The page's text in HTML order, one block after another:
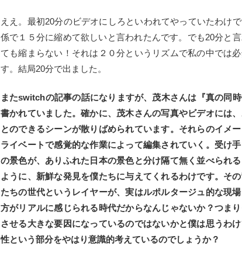
ええ。最初20分のビデオにしろといわれてやっていたわけ
係で１５分に縮めて欲しいと言われたんです。でも20分と
ても縮まらない！それは２０分というリズムで私の中では
す。結局20分で出ました。
またswitchの記事の話になりますが、茂木さんは『真の同
書かれていました。確かに、茂木さんの写真やビデオには
とのできるシーンが散りばめられています。それらのイメ
ライベートで感覚的な作業によって編集されていく。受け
の景色が、ありふれた日本の景色と分け隔て無く並べられ
ように、新鮮な発見を僕たちに与えてくれるわけです。そ
たちの世代というレイヤーが、実はルポルタージュ的な現
方がリアルに感じられる時代だからなんじゃないか？つま
させる大きな要因になっているのではないかと僕は思うわ
性という部分をやはり意識的考えているのでしょうか？